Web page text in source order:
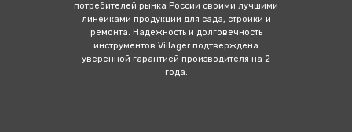
потребителей рынка России своими лучшими
линейка ми продукции для сада, стройки и
ремонта. Надежность и долговечность
инструментов Villager подтверждена
уверенной гарантией производителя на 2
года.